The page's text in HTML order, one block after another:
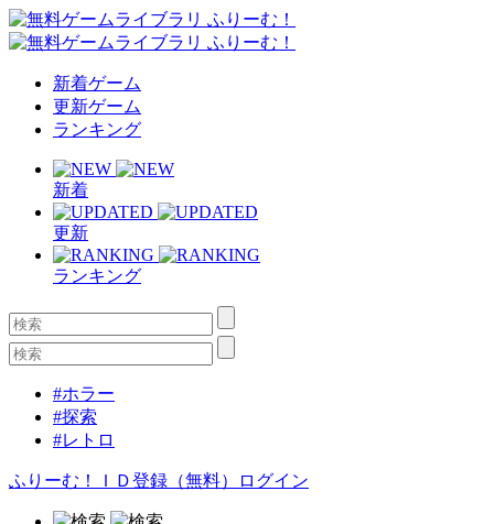
新着ゲーム
更新ゲーム
ランキング
新着
更新
ランキング
#ホラー
#探索
#レトロ
ふりーむ！ＩＤ登録（無料） ログイン